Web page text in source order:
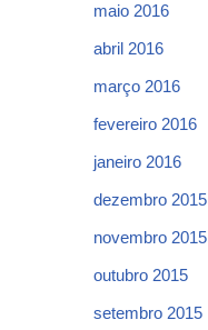
maio 2016
abril 2016
março 2016
fevereiro 2016
janeiro 2016
dezembro 2015
novembro 2015
outubro 2015
setembro 2015